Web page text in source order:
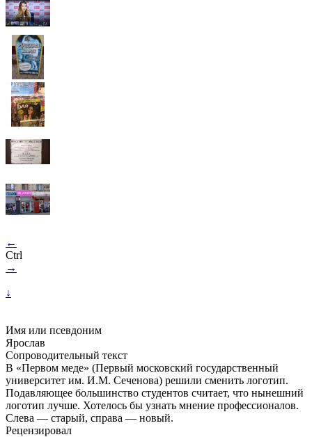
←
Ctrl
→
↓
Имя или псевдоним
Ярослав
Сопроводительный текст
В «Первом меде» (Первый московский государственный
университет им. И.М. Сеченова) решили сменить логотип.
Подавляющее большинство студентов считает, что нынешний
логотип лучше. Хотелось бы узнать мнение профессионалов.
Слева — старый, справа — новый.
Рецензировал